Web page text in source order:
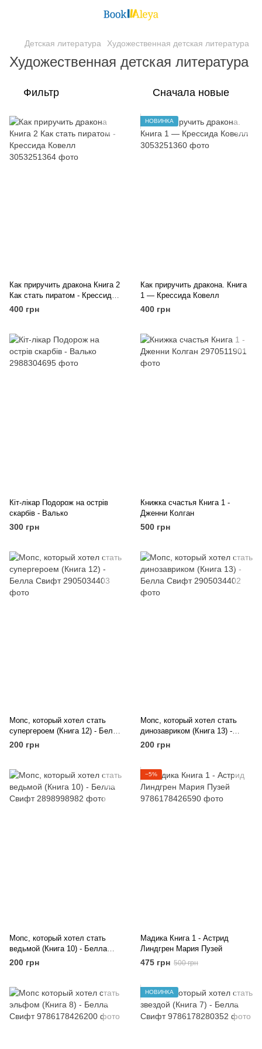
Детская литература Художественная детская литература
Художественная детская литература
Фильтр Сначала новые
Как приручить дракона Книга 2
Как стать пиратом - Крессида
Ковелл
400 грн
НОВИНКА
Как приручить дракона. Книга
1 — Крессида Ковелл
400 грн
Кіт-лікар Подорож на острів
скарбів - Валько
300 грн
Книжка счастья Книга 1 -
Дженни Колган
500 грн
Мопс, который хотел стать
супергероем (Книга 12) - Белла
Свифт
200 грн
Мопс, который хотел стать
динозавриком (Книга 13) -
Белла Свифт
200 грн
Мопс, который хотел стать
ведьмой (Книга 10) - Белла
Свифт
200 грн
−5%
Мадика Книга 1 - Астрид
Линдгрен Мария Пузей
475 грн 500 грн
НОВИНКА